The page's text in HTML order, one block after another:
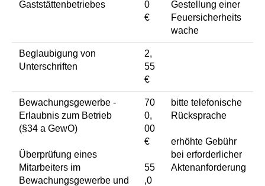
Gaststättenbetriebes
0
€
Gestellung einer
Feuersicherheits
wache
Beglaubigung von
Unterschriften
2,
55
€
Bewachungsgewerbe -
Erlaubnis zum Betrieb
(§34 a GewO)
Überprüfung eines
Mitarbeiters im
Bewachungsgewerbe und
70
0,
00
€
55
,0
bitte telefonische
Rücksprache
erhöhte Gebühr
bei erforderlicher
Aktenanforderung